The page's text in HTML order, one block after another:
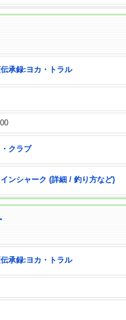
承録:ヨカ・トラル
クラブ
ンシャーク (詳細 / 釣り方など)
承録:ヨカ・トラル